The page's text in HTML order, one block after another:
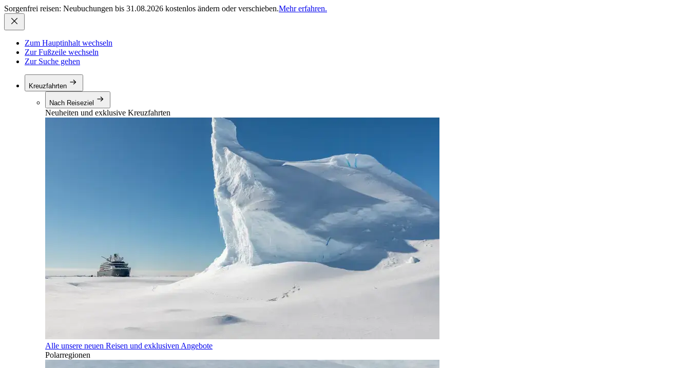
Sorgenfrei reisen: Neubuchungen bis 31.08.2026 kostenlos ändern oder verschieben.Mehr erfahren.
Zum Hauptinhalt wechseln
Zur Fußzeile wechseln
Zur Suche gehen
Kreuzfahrten
Nach Reiseziel
Neuheiten und exklusive Kreuzfahrten
Alle unsere neuen Reisen und exklusiven Angebote
Polarregionen